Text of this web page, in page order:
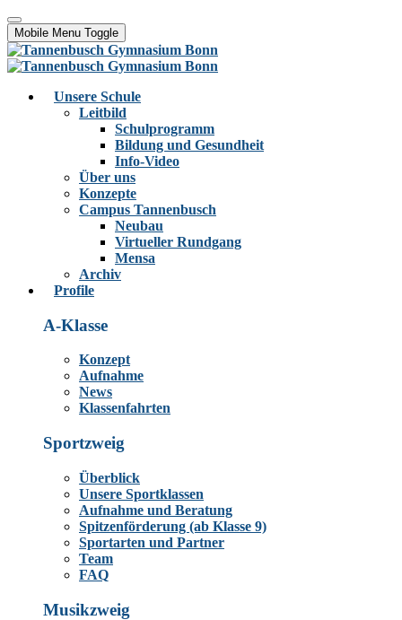
Mobile Menu Toggle
Unsere Schule
Leitbild
Schulprogramm
Bildung und Gesundheit
Info-Video
Über uns
Konzepte
Campus Tannenbusch
Neubau
Virtueller Rundgang
Mensa
Archiv
Profile
A-Klasse
Konzept
Aufnahme
News
Klassenfahrten
Sportzweig
Überblick
Unsere Sportklassen
Aufnahme und Beratung
Spitzenförderung (ab Klasse 9)
Sportarten und Partner
Team
FAQ
Musikzweig